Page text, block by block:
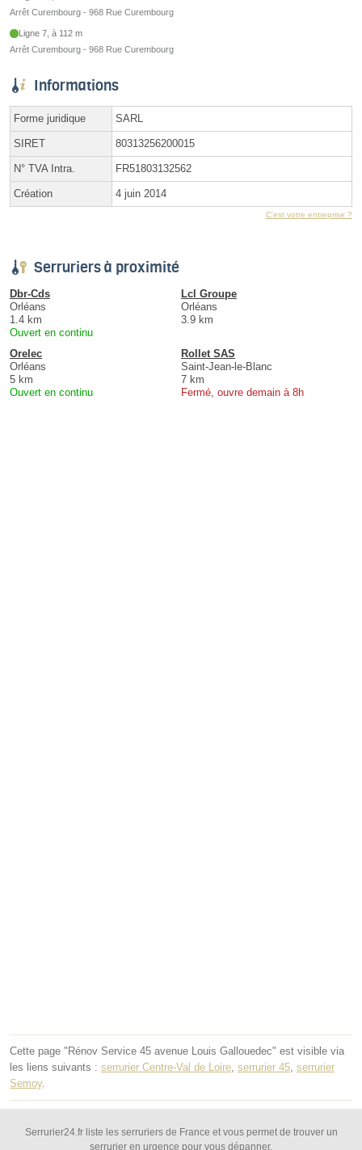
Arrêt Curembourg - 968 Rue Curembourg
Ligne 7, à 112 m
Arrêt Curembourg - 968 Rue Curembourg
Informations
Forme juridique SARL
SIRET 80313256200015
N° TVA Intra. FR51803132562
Création 4 juin 2014
C'est votre entreprise ?
Serruriers à proximité
Dbr-Cds
Orléans
1.4 km
Ouvert en continu
Lcl Groupe
Orléans
3.9 km
Orelec
Orléans
5 km
Ouvert en continu
Rollet SAS
Saint-Jean-le-Blanc
7 km
Fermé, ouvre demain à 8h
Cette page "Rénov Service 45 avenue Louis Gallouedec" est visible via
les liens suivants : serrurier Centre-Val de Loire, serrurier 45, serrurier
Semoy.
Serrurier24.fr liste les serruriers de France et vous permet de trouver un
serrurier en urgence pour vous dépanner.